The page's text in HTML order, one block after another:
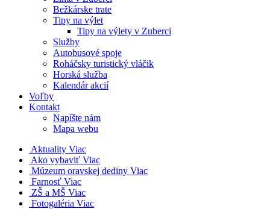
Bežkárske trate
Tipy na výlet
Tipy na výlety v Zuberci
Služby
Autobusové spoje
Roháčsky turistický vláčik
Horská služba
Kalendár akcií
Voľby
Kontakt
Napíšte nám
Mapa webu
Aktuality Viac
Ako vybaviť Viac
Múzeum oravskej dediny Viac
Farnosť Viac
ZŠ a MŠ Viac
Fotogaléria Viac